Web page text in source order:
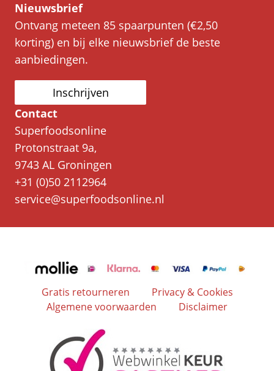
Nieuwsbrief
Ontvang meteen 85 spaarpunten (€2,50
korting) en bij elke nieuwsbrief de beste
aanbiedingen.
Inschrijven
Contact
Superfoodsonline
Protonstraat 9a,
9743 AL Groningen
+31 (0)50 2112964
service@superfoodsonline.nl
Gratis retourneren
Privacy & Cookies
Algemene voorwaarden
Disclaimer